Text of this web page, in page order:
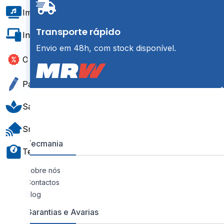
Imagem e Som
Informática e Software
Transporte rápido
Envio em 48h, com stock disponível.
Tecmania
Sobre nós
Contactos
Blog
Garantias e Avarias